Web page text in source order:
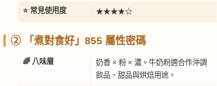
⭐ 常見使用度 ★★★★☆
② 「煮對食好」855 屬性密碼
🌈 八味層
奶香 × 粉 × 濃。牛奶粉適合作沖調
飲品、甜品與烘焙用途。